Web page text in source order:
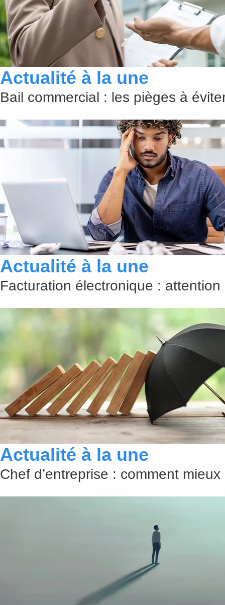
Actualité à la une
Bail commercial : les pièges à
Actualité à la une
Facturation électronique :
Actualité à la une
Chef d’entreprise : comment